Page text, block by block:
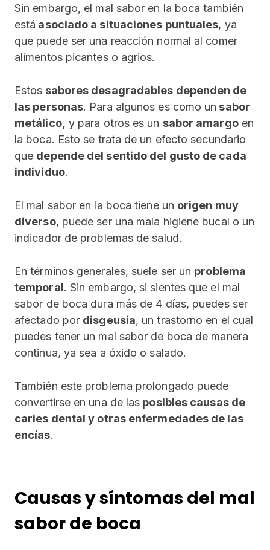
Sin embargo, el mal sabor en la boca también
está asociado a situaciones puntuales, ya
que puede ser una reacción normal al comer
alimentos picantes o agrios.
Estos sabores desagradables dependen de
las personas. Para algunos es como un sabor
metálico, y para otros es un sabor amargoen
la boca. Esto se trata de un efecto secundario
que depende del sentido del gusto de cada
individuo.
El mal sabor en la boca tiene un origen muy
diverso, puede ser una mala higiene bucal o un
indicador de problemas de salud.
En términos generales, suele ser un problema
temporal. Sin embargo, si sientes que el mal
sabor de boca dura más de 4 días, puedes ser
afectado por disgeusia, un trastorno en el cual
puedes tener un mal sabor de boca de manera
continua, ya sea a óxido o salado.
También este problema prolongado puede
convertirse en una de las posibles causas de
caries dental y otras enfermedades de las
encías.
Causas y síntomas del mal
sabor de boca